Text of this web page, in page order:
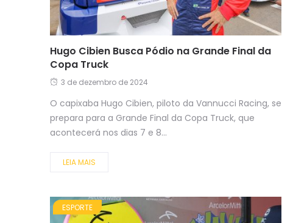
Hugo Cibien Busca Pódio na Grande Final da
Copa Truck
3 de dezembro de 2024
O capixaba Hugo Cibien, piloto da Vannucci Racing, se
prepara para a Grande Final da Copa Truck, que
acontecerá nos dias 7 e 8...
LEIA MAIS
ESPORTE